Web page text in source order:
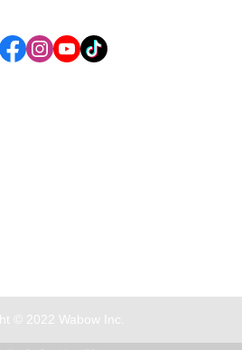
© 2022 Wabow Inc.